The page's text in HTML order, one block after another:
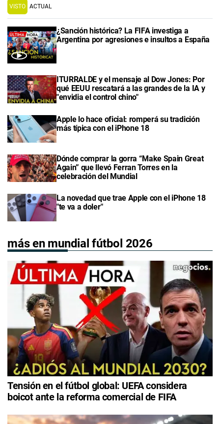
VISTO ACTUAL
¿Sanción histórica? La FIFA investiga a
Argentina por agresiones e insultos a España
ITURRALDE y el mensaje al Dow Jones: Por
qué EEUU rescatará a las grandes de la IA y
"envidia el control chino"
Apple lo hace oficial: romperá su tradición
más típica con el iPhone 18
Dónde comprar la gorra “Make Spain Great
Again” que llevó Ferran Torres en la
celebración del Mundial
La novedad que trae Apple con el iPhone 18
"te va a doler"
más en mundial fútbol 2026
Tensión en el fútbol global: UEFA considera
boicot ante la reforma comercial de FIFA